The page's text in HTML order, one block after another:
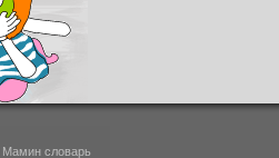
Мамин словарь